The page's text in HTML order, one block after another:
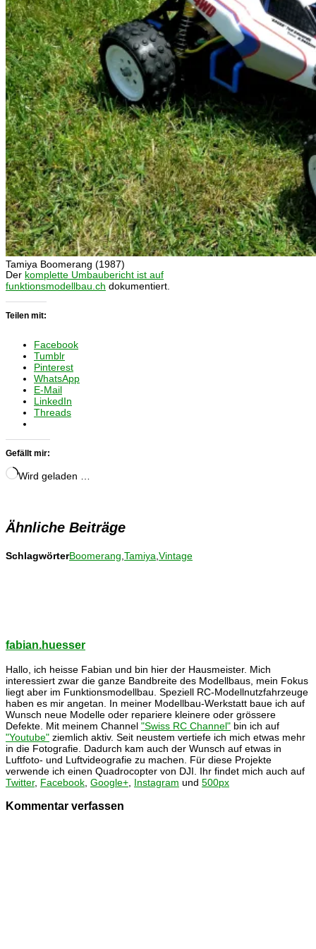
Tamiya Boomerang (1987)
Tamiya Boomerang (1987)
Der komplette Umbaubericht ist auf
funktionsmodellbau.ch dokumentiert.
Teilen mit:
Facebook
Tumblr
Pinterest
WhatsApp
E-Mail
LinkedIn
Threads
Gefällt mir:
Wird geladen …
Ähnliche Beiträge
SchlagwörterBoomerang Tamiya Vintage
fabian.huesser
Hallo, ich heisse Fabian und bin hier der Hausmeister. Mich
interessiert zwar die ganze Bandbreite des Modellbaus, mein Fokus
liegt aber im Funktionsmodellbau. Speziell RC-Modellnutzfahrzeuge
haben es mir angetan. In meiner Modellbau-Werkstatt baue ich auf
Wunsch neue Modelle oder repariere kleinere oder grössere
Defekte. Mit meinem Channel "Swiss RC Channel" bin ich auf
"Youtube" ziemlich aktiv. Seit neustem vertiefe ich mich etwas mehr
in die Fotografie. Dadurch kam auch der Wunsch auf etwas in
Luftfoto- und Luftvideografie zu machen. Für diese Projekte
verwende ich einen Quadrocopter von DJI. Ihr findet mich auch auf
Twitter, Facebook Google+ Instagram und 500px
Kommentar verfassen